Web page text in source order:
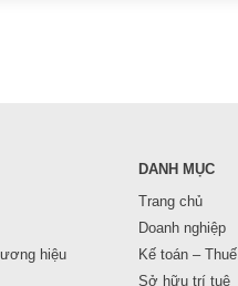
hiệu
DANH MỤC
Trang chủ
Doanh nghiệp
Kế toán – Thuế
Sở hữu trí tuệ